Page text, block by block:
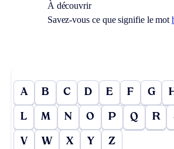
À découvrir
Savez-vous ce que signifie le mot
A B C D E F G
L M N O P Q R
V W X Y Z